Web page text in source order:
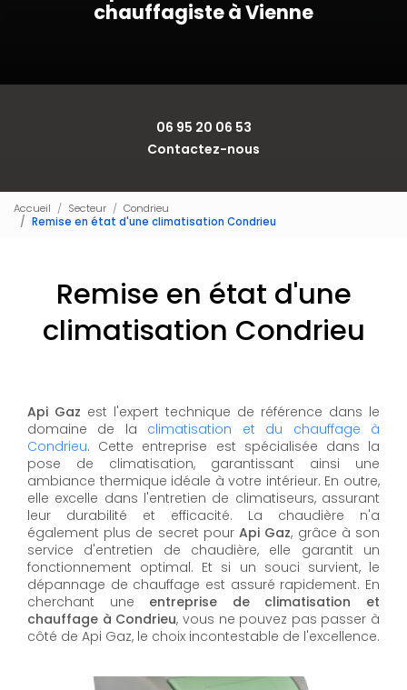
chauffagiste à Vienne
06 95 20 06 53
Contactez-nous
Accueil Secteur
Condrieu
Remise en état d'une climatisation Condrieu
Remise en état d'une
climatisation Condrieu
Api Gaz est l'expert technique de référence dans le
domaine de la climatisation et du chauffage à
Condrieu. Cette entreprise est spécialisée dans la
pose de climatisation, garantissant ainsi une
ambiance thermique idéale à votre intérieur. En outre,
elle excelle dans l'entretien de climatiseurs, assurant
leur durabilité et efficacité. La chaudière n'a
également plus de secret pourApi Gaz, grâce à son
service d'entretien de chaudière, elle garantit un
fonctionnement optimal. Et si un souci survient, le
dépannage de chauffage est assuré rapidement. En
cherchant une entreprise de climatisation et
chauffage à Condrieu, vous ne pouvez pas passer à
côté de Api Gaz, le choix incontestable de l'excellence.